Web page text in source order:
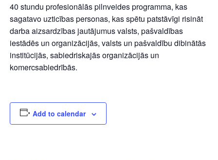
40 stundu profesionālās pilnveides programma, kas
sagatavo uzticības personas, kas spētu patstāvīgi risināt
darba aizsardzības jautājumus valsts, pašvaldības
iestādēs un organizācijās, valsts un pašvaldību dibinātās
institūcijās, sabiedriskajās organizācijās un
komercsabiedrībās.
Add to calendar